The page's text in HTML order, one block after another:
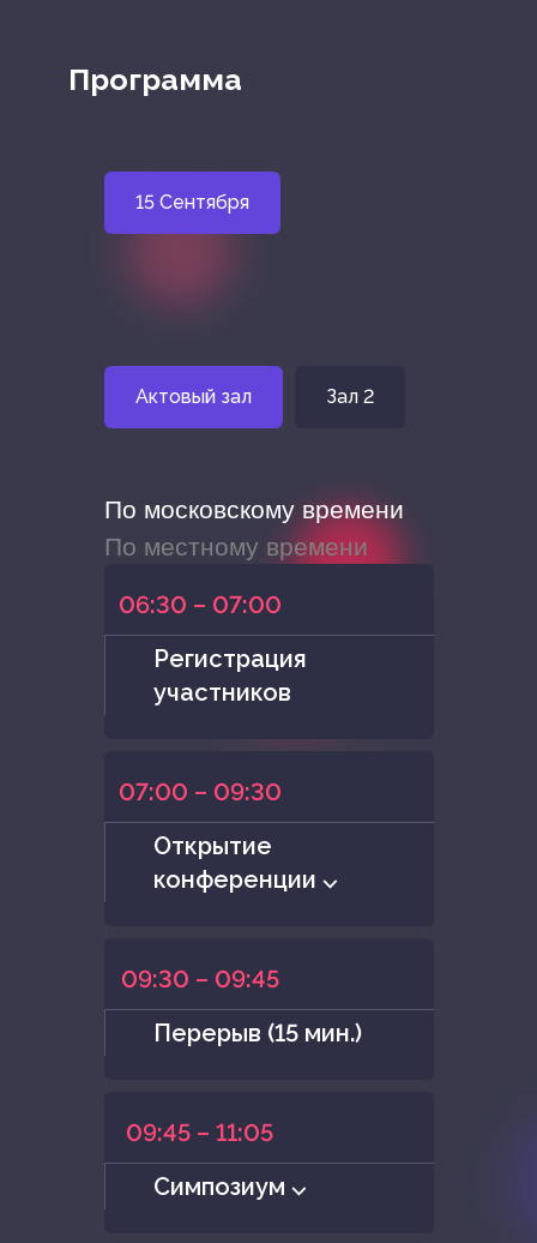
Программа
15 Сентября
Актовый зал Зал 2
По московскому времени
По местному времени
06:30 – 07:00
Регистрация
участников
07:00 – 09:30
Открытие
конференции ⌵
09:30 – 09:45
Перерыв (15 мин.)
09:45 – 11:05
Симпозиум ⌵